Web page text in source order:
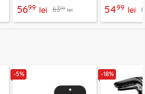
5699 lei 6399 lei 5499 lei
-5% -18%